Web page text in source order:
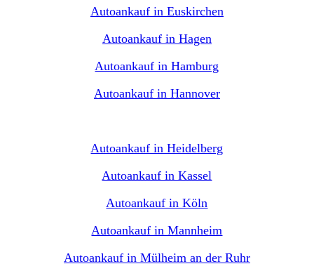
Autoankauf in Euskirchen
Autoankauf in Hagen
Autoankauf in Hamburg
Autoankauf in Hannover
Autoankauf in Heidelberg
Autoankauf in Kassel
Autoankauf in Köln
Autoankauf in Mannheim
Autoankauf in Mülheim an der Ruhr